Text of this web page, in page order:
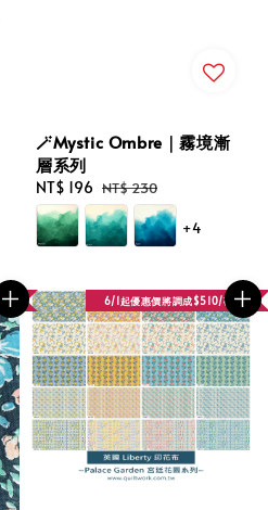
🪄Mystic Ombre｜霧境漸
層系列
Sale
price
NT$ 196 Regular
price
NT$ 230
+4
6/1起優惠價將調成$510/碼